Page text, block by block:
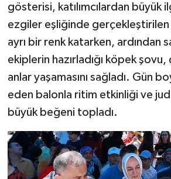
gösterisi, katılımcılardan büyük
ezgiler eşliğinde
ayrı bir renk katarken, ardından
ekiplerin hazırladığı köpek şovu,
anlar yaşamasını sağladı. Gün
eden balonla ritim etkinliği ve
büyük beğeni topladı.